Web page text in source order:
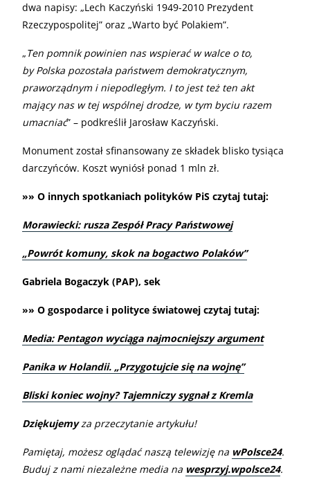
dwa napisy: „Lech Kaczyński 1949-2010 Prezydent
Rzeczypospolitej” oraz „Warto być Polakiem”.
„Ten pomnik powinien nas wspierać w walce o to,
by Polska pozostała państwem demokratycznym,
praworządnym i niepodległym. I to jest też ten akt
mający nas w tej wspólnej drodze, w tym byciu razem
umacniać” – podkreślił Jarosław Kaczyński.
Monument został sfinansowany ze składek blisko tysiąca
darczyńców. Koszt wyniósł ponad 1 mln zł.
»» O innych spotkaniach polityków PiS czytaj tutaj:
Morawiecki: rusza Zespół Pracy Państwowej
„Powrót komuny, skok na bogactwo Polaków”
Gabriela Bogaczyk (PAP), sek
»» O gospodarce i polityce światowej czytaj tutaj:
Media: Pentagon wyciąga najmocniejszy argument
Panika w Holandii. „Przygotujcie się na wojnę”
Bliski koniec wojny? Tajemniczy sygnał z Kremla
Dziękujemyza przeczytanie artykułu!
Pamiętaj, możesz oglądać naszą telewizję na wPolsce24.
Buduj z nami niezależne media na wesprzyj.wpolsce24.